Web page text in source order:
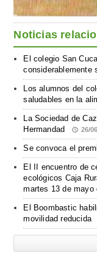
Noticias
El colegio San
considerablemente
Los alumnos del
saludables en la
La Sociedad de
Hermandad
26/
Se convoca el
El II encuentro de
ecológicos Caja
martes 13 de mayo
El Boombastic
movilidad reducida